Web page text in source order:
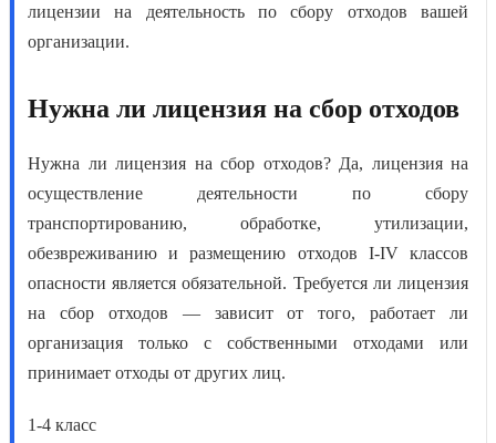
лицензии на деятельность по сбору отходов вашей
организации.
Нужна ли лицензия на сбор отходов
Нужна ли лицензия на сбор отходов? Да, лицензия на
осуществление деятельности по сбору
транспортированию, обработке, утилизации,
обезвреживанию и размещению отходов I-IV классов
опасности является обязательной. Требуется ли лицензия
на сбор отходов — зависит от того, работает ли
организация только с собственными отходами или
принимает отходы от других лиц.
1-4 класс